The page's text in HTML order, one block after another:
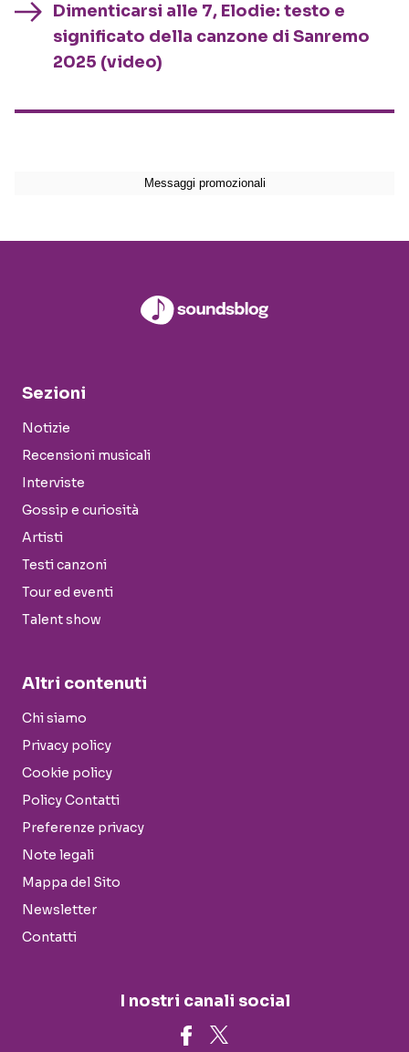
Dimenticarsi alle 7, Elodie: testo e
significato della canzone di Sanremo
2025 (video)
Sezioni
Notizie
Recensioni musicali
Interviste
Gossip e curiosità
Artisti
Testi canzoni
Tour ed eventi
Talent show
Altri contenuti
Chi siamo
Privacy policy
Cookie policy
Policy Contatti
Preferenze privacy
Note legali
Mappa del Sito
Newsletter
Contatti
I nostri canali social